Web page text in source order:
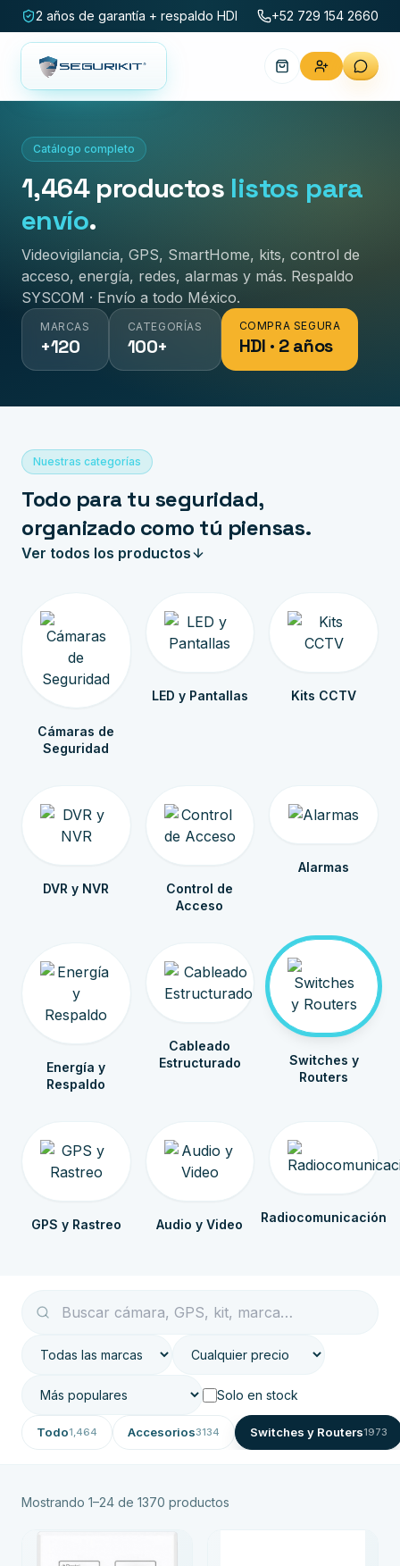
2 años de garantía + respaldo HDI +52 729 154 2660
Catálogo completo
1,464productos listos para
envío.
Videovigilancia, GPS, SmartHome, kits, control de
acceso, energía, redes, alarmas y más. Respaldo
SYSCOM · Envío a todo México.
MARCAS
+120
CATEGORÍAS
100+
COMPRA SEGURA
HDI · 2 años
Nuestras categorías
Todo para tu seguridad,
organizado como tú piensas.
Ver todos los productos
Cámaras de
Seguridad
LED y Pantallas Kits CCTV
DVR y NVR
Control de
Acceso
Alarmas
Energía y
Respaldo
Cableado
Estructurado
Switches y
Routers
GPS y Rastreo Audio y Video Radiocomunicación
Solo en stock
Todo1,464 Accesorios3134 Switches y Routers1973
Mostrando 1–24 de 1370 productos